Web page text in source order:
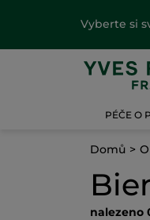
Vyberte si
PÉČE O
Domů
nalezeno